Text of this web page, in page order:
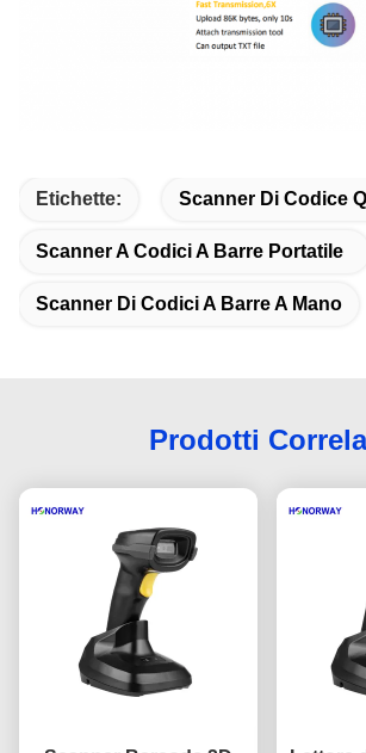
Etichette: Scanner Di Codice
Scanner A Codici A Barre Portatile
Scanner Di Codici A Barre A Mano
Prodotti